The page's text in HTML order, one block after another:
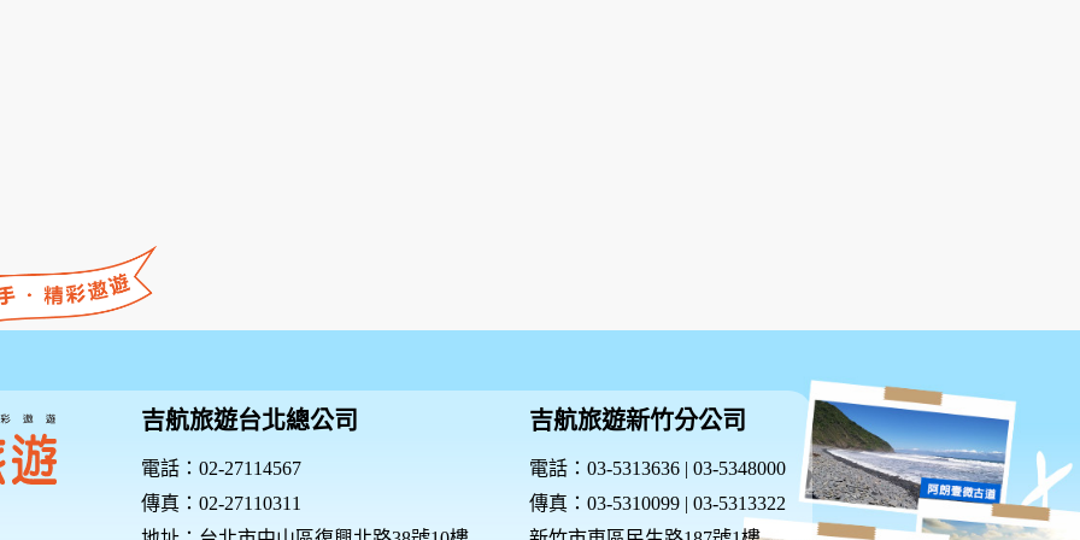
吉航旅遊台北總公司
電話：02-27114567
傳真：02-27110311
吉航旅遊新竹分公司
電話：03-5313636 | 03-5348000
傳真：03-5310099 | 03-5313322